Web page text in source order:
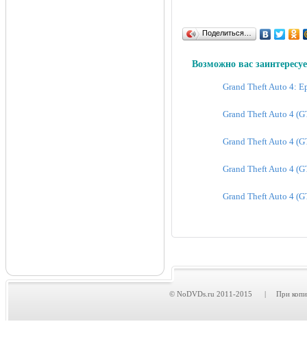
Поделиться…
Возможно вас
Grand Theft Auto 4:
Grand Theft Auto 4
Grand Theft Auto 4
Grand Theft Auto 4
Grand Theft Auto 4
© NoDVDs.ru 2011-2015 | При